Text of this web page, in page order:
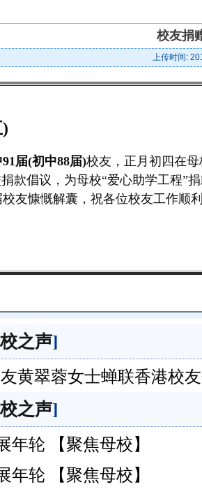
校友捐
上传时间:
届(初中88届)校友，正月初四在
款倡议，为母校“爱心助学工程”
友慷慨解囊，祝各位校友工作顺
之声]
黄翠蓉女士蝉联香港校
之声]
年轮 【聚焦母校】
年轮 【聚焦母校】